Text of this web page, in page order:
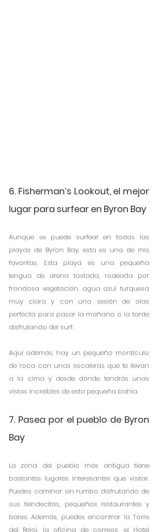
6. Fisherman’s Lookout, el mejor
lugar para surfear en Byron Bay
Aunque se puede surfear en todas las
playas de Byron Bay, esta es una de mis
favoritas. Esta playa es una pequeña
lengua de arena tostada, rodeada por
frondosa vegetación, agua azul turquesa
muy clara y con una sesión de olas
perfecta para pasar la mañana o la tarde
disfrutando del surf.
Aquí además, hay un pequeño montículo
de roca con unas escaleras que te llevan
a la cima y desde dónde tendrás unas
vistas increíbles de esta pequeña bahía.
7. Pasea por el pueblo de Byron
Bay
La zona del pueblo más antigua tiene
bastantes lugares interesantes que visitar.
Puedes caminar sin rumbo disfrutando de
sus tiendecitas, pequeños restaurantes y
bares. Además, puedes encontrar la Torre
del Reloj, la oficina de correos, el Hotel